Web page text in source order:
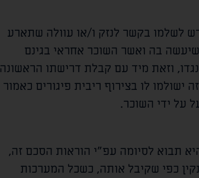
לשלמו בקשר לנזק ו/או עוולה שתארע
בה ואשר השוכר אחראי בגינם
וזאת מיד עם קבלת דרישתו הראשונה
לו בצירוף ריבית פיגורים כאמור
תבוא לסיומה עפ"י הוראות הסכם זה,
כפי שקיבל אותה, כשכל המערכות